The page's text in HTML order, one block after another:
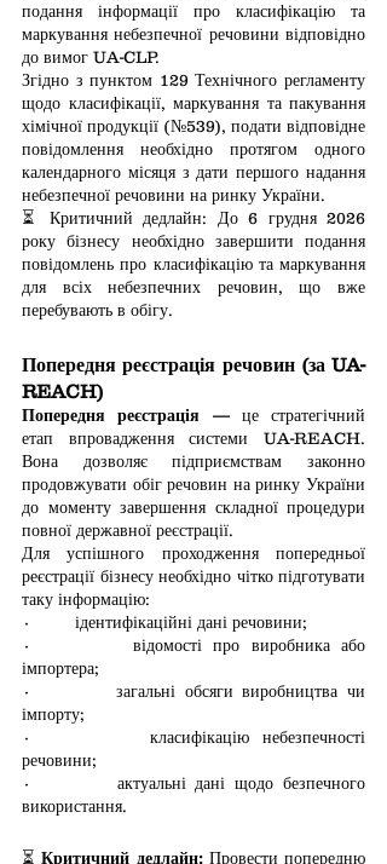
подання інформації про класифікацію та
маркування небезпечної речовини відповідно
до вимог UA-CLP.
Згідно з пунктом 129 Технічного регламенту
щодо класифікації, маркування та пакування
хімічної продукції (№539), подати відповідне
повідомлення необхідно протягом одного
календарного місяця з дати першого надання
небезпечної речовини на ринку України.
⏳ Критичний дедлайн: До 6 грудня 2026
року бізнесу необхідно завершити подання
повідомлень про класифікацію та маркування
для всіх небезпечних речовин, що вже
перебувають в обігу.
Попередня реєстрація речовин (за UA-
REACH)
Попередня реєстрація — це стратегічний
етап впровадження системи UA-REACH.
Вона дозволяє підприємствам законно
продовжувати обіг речовин на ринку України
до моменту завершення складної процедури
повної державної реєстрації.
Для успішного проходження попередньої
реєстрації бізнесу необхідно чітко підготувати
таку інформацію:
·         ідентифікаційні дані речовини;
·         відомості про виробника або
імпортера;
·         загальні обсяги виробництва чи
імпорту;
·         класифікацію небезпечності
речовини;
·         актуальні дані щодо безпечного
використання.
⏳ Критичний дедлайн: Провести попередню